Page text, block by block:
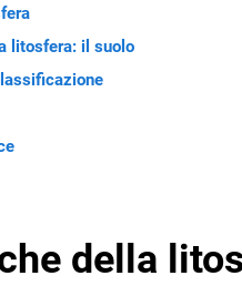
litosfera: il suolo
della